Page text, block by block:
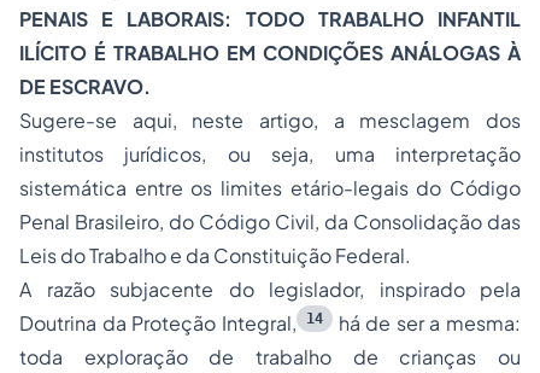
PENAIS E LABORAIS: TODO TRABALHO INFANTIL
ILÍCITO É TRABALHO EM CONDIÇÕES ANÁLOGAS À
DE ESCRAVO.
Sugere-se aqui, neste artigo, a mesclagem dos
institutos jurídicos, ou seja, uma interpretação
sistemática entre os limites etário-legais do Código
Penal Brasileiro, do Código Civil, da Consolidação das
Leis do Trabalho e da Constituição Federal.
A razão subjacente do legislador, inspirado pela
Doutrina da Proteção Integral,
14 há de ser a mesma:
toda exploração de trabalho de crianças ou